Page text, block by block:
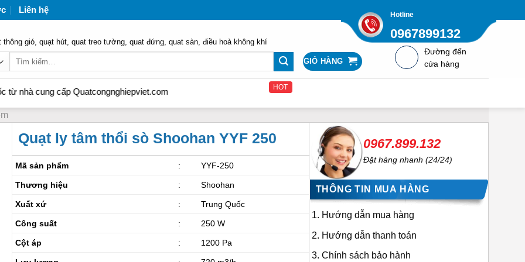
Liên hệ Hotline
0967899132
thông gió, quạt hút, quat treo tường, quat đứng, quat sàn, điều hoà không khí
GIỎ HÀNG
Đường đến
cửa hàng
cấp Quatcongnghiepviet.com HOT
Quạt ly tâm thổi sò Shoohan YYF 250
Mã sản phẩm : YYF-250
Thương hiệu : Shoohan
Xuất xứ : Trung Quốc
Công suất : 250 W
Cột áp : 1200 Pa
0967.899.132
Đặt hàng nhanh (24/24)
THÔNG TIN MUA HÀNG
Hướng dẫn mua hàng
Hướng dẫn thanh toán
Chính sách bảo hành